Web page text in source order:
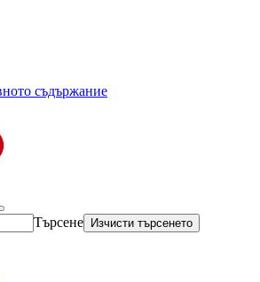
съдържание
Търсене
Изчисти търсенето